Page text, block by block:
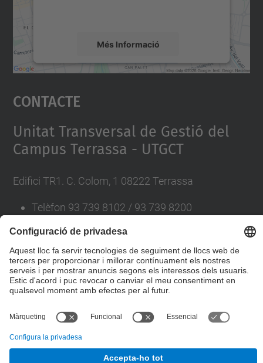
Més Informació
Accepta
powered by
Contacte
Unitat Transversal de Gestió del
Campus Terrassa - UTGCT
Edifici TR1. C. Colom, 1 08222 Terrassa
Telèfon 93 739 8102 / 93 739 8200
A/erecursosiserveis.utgct@upc.edu
Directori UPC